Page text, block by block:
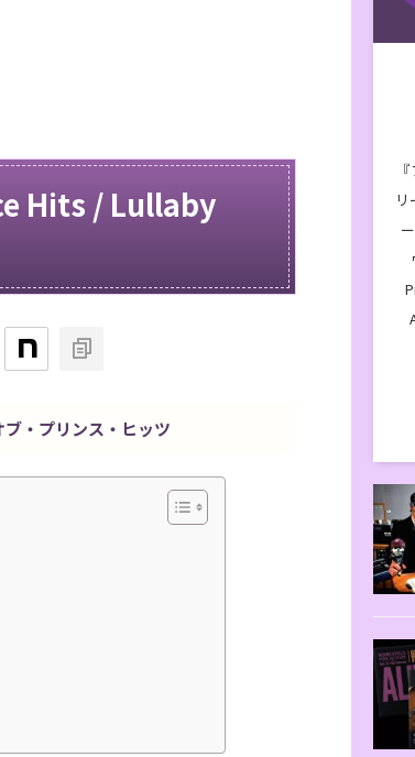
Hits / Lullaby
・プリンス・ヒッツ